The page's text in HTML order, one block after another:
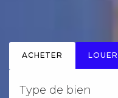
ACHETER LOUER
Type de bien